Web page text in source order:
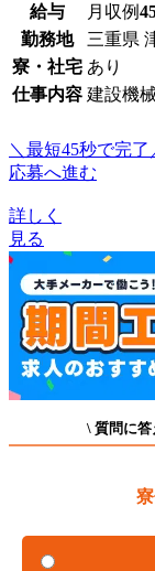
給与 月収例
勤務地
三重県
寮・社宅 あり
仕事内容 建設機
＼最短45秒で完了
応募へ進む
詳しく
見る
\ 質問に答